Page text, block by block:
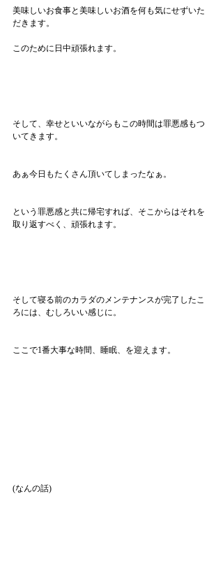
美味しいお食事と美味しいお酒を何も気にせずいた
だきます。
このために日中頑張れます。
そして、幸せといいながらもこの時間は罪悪感もつ
いてきます。
あぁ今日もたくさん頂いてしまったなぁ。
という罪悪感と共に帰宅すれば、そこからはそれを
取り返すべく、頑張れます。
そして寝る前のカラダのメンテナンスが完了したこ
ろには、むしろいい感じに。
ここで1番大事な時間、睡眠、を迎えます。
(なんの話)